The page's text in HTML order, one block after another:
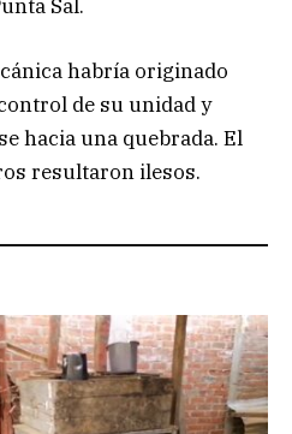
Sal.
habría originado
de su unidad y
hacia una quebrada. El
resultaron ilesos.